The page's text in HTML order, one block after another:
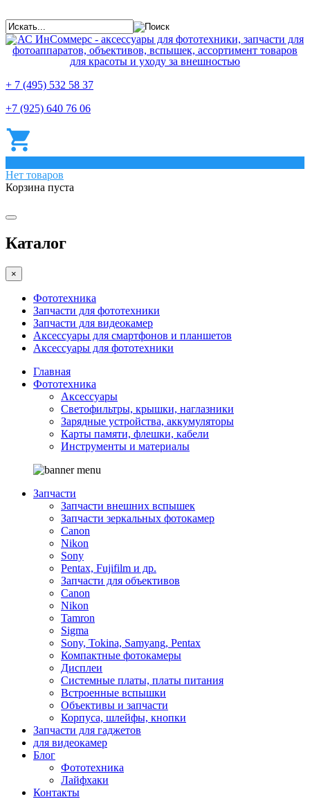
+ 7 (495) 532 58 37
+7 (925) 640 76 06
Нет товаров
Корзина пуста
Каталог
×
Фототехника
Запчасти для фототехники
Запчасти для видеокамер
Аксессуары для смартфонов и планшетов
Аксессуары для фототехники
Главная
Фототехника
Аксессуары
Светофильтры, крышки, наглазники
Зарядные устройства, аккумуляторы
Карты памяти, флешки, кабели
Инструменты и материалы
Запчасти
Запчасти внешних вспышек
Запчасти зеркальных фотокамер
Canon
Nikon
Sony
Pentax, Fujifilm и др.
Запчасти для объективов
Canon
Nikon
Tamron
Sigma
Sony, Tokina, Samyang, Pentax
Компактные фотокамеры
Дисплеи
Системные платы, платы питания
Встроенные вспышки
Объективы и запчасти
Корпуса, шлейфы, кнопки
Запчасти для гаджетов
для видеокамер
Блог
Фототехника
Лайфхаки
Контакты